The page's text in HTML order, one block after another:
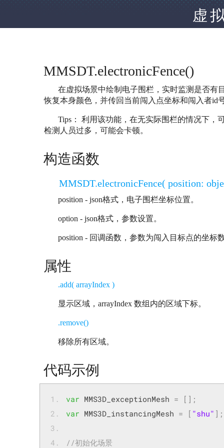
虚
MMSDT.electronicFence()
在虚拟场景中绘制电子围栏，实时监测是否有
恢复本身颜色，并传回当前闯入点坐标和闯入者id
Tips： 利用该功能，在无实际围栏的情况下，
检测人员过多，可能会卡顿。
构造函数
MMSDT.electronicFence( position:
position - json格式，电子围栏坐标位置。
option - json格式，参数设置。
position - 回调函数，参数为闯入目标点的坐标
属性
.add( arrayIndex )
显示区域，arrayIndex 数组内的区域下标。
.remove()
移除所有区域。
代码示例
var MMS3D_exceptionMesh =
[];
var MMS3D_instancingMesh = [ "shu" ];
//初始化场景